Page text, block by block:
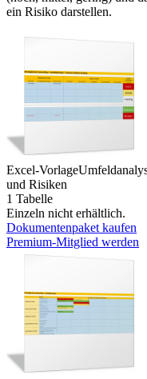
ein Risiko darstellen.
Excel-Vorlage
und Risiken
1 Tabelle
Einzeln nicht erhältlich.
Dokumentenpaket kaufen
Premium-Mitglied werden